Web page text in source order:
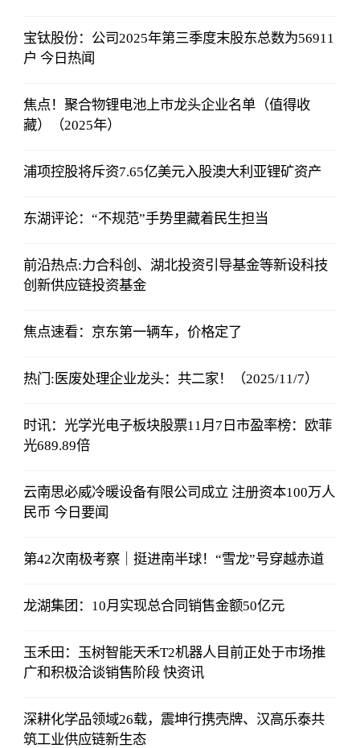
宝钛股份：公司2025年第三季度末股东总数为56911
户 今日热闻
焦点！聚合物锂电池上市龙头企业名单（值得收
藏）（2025年）
浦项控股将斥资7.65亿美元入股澳大利亚锂矿资产
东湖评论：“不规范”手势里藏着民生担当
前沿热点:力合科创、湖北投资引导基金等新设科技
创新供应链投资基金
焦点速看：京东第一辆车，价格定了
热门:医废处理企业龙头：共二家！（2025/11/7）
时讯：光学光电子板块股票11月7日市盈率榜：欧菲
光689.89倍
云南思必威冷暖设备有限公司成立 注册资本100万人
民币 今日要闻
第42次南极考察｜挺进南半球！“雪龙”号穿越赤道
龙湖集团：10月实现总合同销售金额50亿元
玉禾田：玉树智能天禾T2机器人目前正处于市场推
广和积极洽谈销售阶段 快资讯
深耕化学品领域26载，震坤行携壳牌、汉高乐泰共
筑工业供应链新生态